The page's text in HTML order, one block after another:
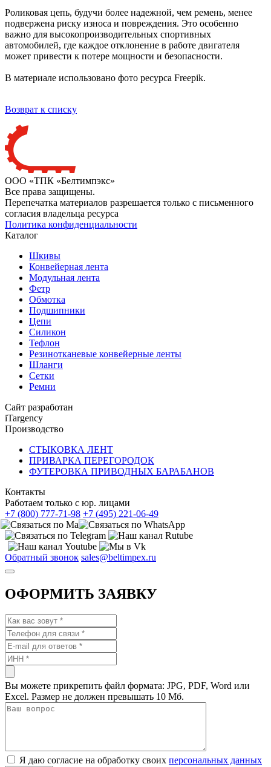
Роликовая цепь, будучи более надежной, чем ремень, менее
подвержена риску износа и повреждения. Это особенно
важно для высокопроизводительных спортивных
автомобилей, где каждое отклонение в работе двигателя
может привести к потере мощности и безопасности.
В материале использовано фото ресурса Freepik.
Возврат к списку
ООО «ТПК «Белтимпэкс»
Все права защищены.
Перепечатка материалов разрешается только с письменного
согласия владельца ресурса
Политика конфиденциальности
Каталог
Шкивы
Конвейерная лента
Модульная лента
Фетр
Обмотка
Подшипники
Цепи
Силикон
Тефлон
Резинотканевые конвейерные ленты
Шланги
Сетки
Ремни
Сайт разработан
iTargency
Производство
СТЫКОВКА ЛЕНТ
ПРИВАРКА ПЕРЕГОРОДОК
ФУТЕРОВКА ПРИВОДНЫХ БАРАБАНОВ
Контакты
Работаем только с юр. лицами
+7 (800) 777-71-98 +7 (495) 221-06-49
Обратный звонок sales@beltimpex.ru
ОФОРМИТЬ ЗАЯВКУ
Вы можете прикрепить файл формата: JPG, PDF, Word или
Excel. Размер не должен превышать 10 Мб.
Я даю согласие на обработку своих персональных данных